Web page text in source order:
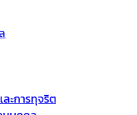
ะการทุจริต